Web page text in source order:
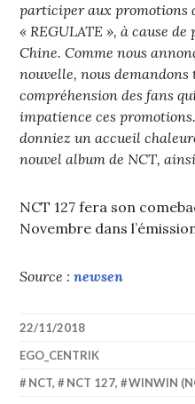
participer aux promotions
« REGULATE », à cause
Chine. Comme nous
nouvelle, nous demandons
compréhension des fans
impatience ces
donniez un accueil
nouvel album de NCT,
NCT 127 fera son
Novembre dans
Source :newsen
22/11/2018
EGO_CENTRIK
NCT, NCT 127, WINWIN